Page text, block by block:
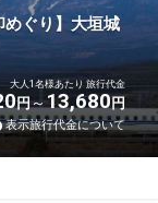
ぐり】大垣城
大人1名様あたり 旅行代金
円 13,680円
表示旅行代金について